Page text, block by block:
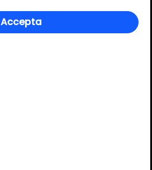
Accepta